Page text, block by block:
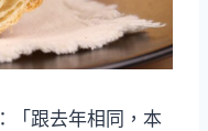
「跟去年相同，本